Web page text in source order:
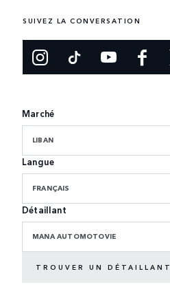
SUIVEZ LA CONVERSATION
Marché
LIBAN
Langue
FRANÇAIS
Détaillant
MANA AUTOMOTOVIE
TROUVER UN DÉTAILLANT